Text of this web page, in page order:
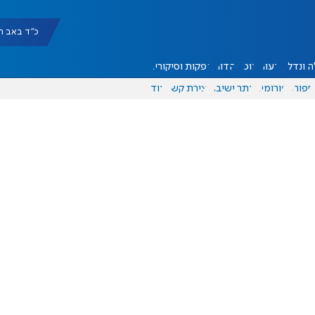
כ"ד באב תשפ"ו
ונדל"ן דעות אוכל יהדות הפקות וסיקורים
ספורט פורומים אתר ישיבה יצירת קשר עוד